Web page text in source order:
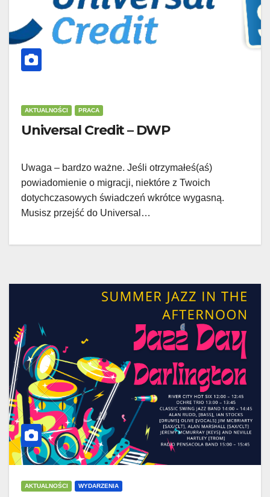
AKTUALNOŚCI PRACA
Universal Credit – DWP
Uwaga – bardzo ważne. Jeśli otrzymałeś(aś)
powiadomienie o migracji, niektóre z Twoich
dotychczasowych świadczeń wkrótce wygasną.
Musisz przejść do Universal…
AKTUALNOŚCI WYDARZENIA